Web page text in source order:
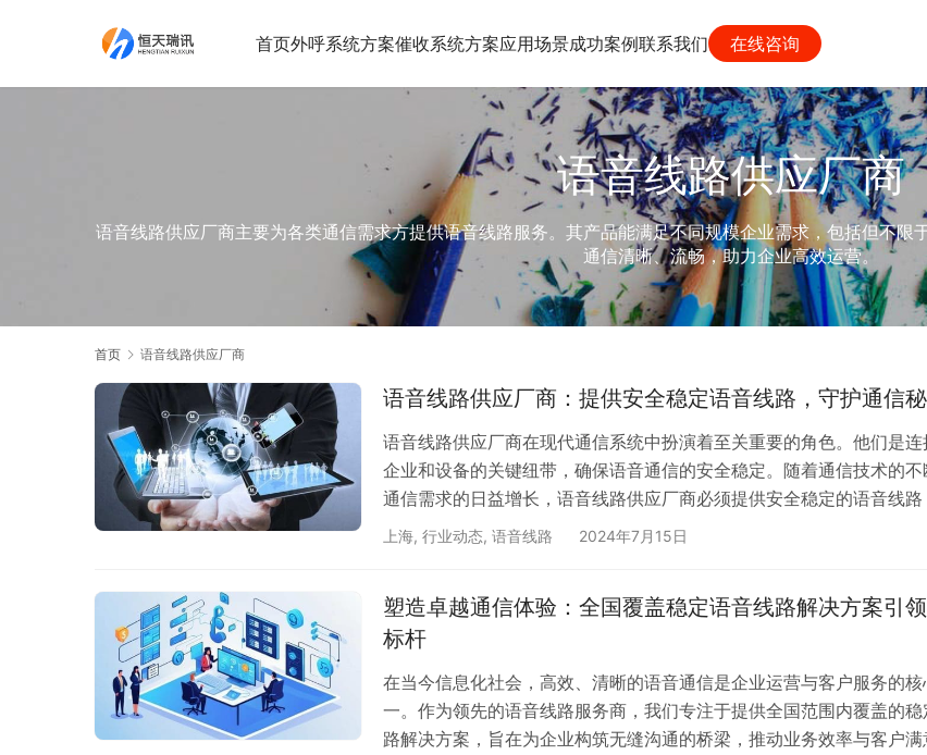
首页外呼系统方案催收系统方案应用场景成功案例联系我们 在线咨询
语音线路供应厂商
语音线路供应厂商主要为各类通信需求方提供语音线路服务。其产品能满足不同规模企业需求，包括但不
通信清晰、流畅，助力企业高效运营。
首页 语音线路供应厂商
语音线路供应厂商：提供安全稳定语音线路，守护通信
语音线路供应厂商在现代通信系统中扮演着至关重要的角色。他们是连
企业和设备的关键纽带，确保语音通信的安全稳定。随着通信技术的不
通信需求的日益增长，语音线路供应厂商必须提供安全稳定的语音线路
信秘密。 一、提供高质量语音线路 语音线路供应厂商的首要任务是提
语音通信服务。 二、确保通信安全性 语音线路供应厂商深知通信安全
性，并采…
上海, 行业动态, 语音线路 2024年7月15日
塑造卓越通信体验：全国覆盖稳定语音线路解决方案引
标杆
在当今信息化社会，高效、清晰的语音通信是企业运营与客户服务的核
一。作为领先的语音线路服务商，我们专注于提供全国范围内覆盖的
路解决方案，旨在为企业构筑无缝沟通的桥梁，推动业务效率与客户满